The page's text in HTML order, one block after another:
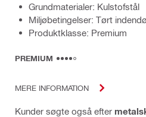
Grundmaterialer: Kulstofstål
Miljøbetingelser: Tørt
Produktklasse: Premium
PREMIUM
MERE INFORMATION
Kunder søgte også efter